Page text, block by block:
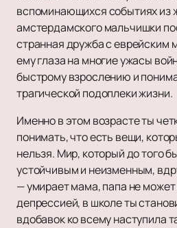
вспоминающихся событиях из
амстердамского мальчишки
странная дружба с еврейским
ему глаза на многие ужасы
быстрому взрослению и
трагической подоплеки жизни.
Именно в этом возрасте ты
понимать, что есть вещи,
нельзя. Мир, который до того
устойчивым и неизменным,
— умирает мама, папа не
депрессией, в школе ты
вдобавок ко всему наступила